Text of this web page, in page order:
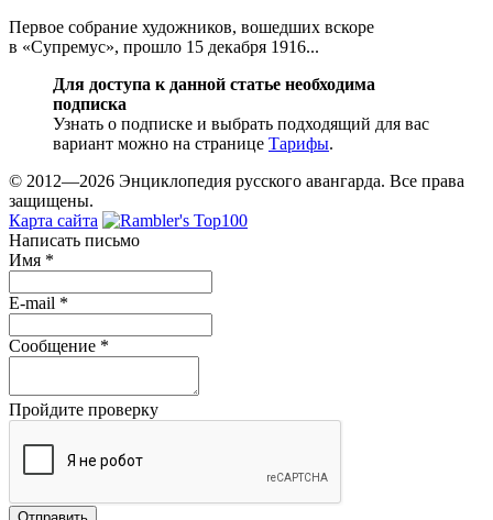
Первое собрание художников, вошедших вскоре
в «Супремус», прошло 15 декабря 1916...
Для доступа к данной статье необходима
подписка
Узнать о подписке и выбрать подходящий для вас
вариант можно на странице Тарифы.
© 2012—2026 Энциклопедия русского авангарда. Все права
защищены.
Карта сайта
Написать письмо
Имя *
E-mail *
Сообщение *
Пройдите проверку